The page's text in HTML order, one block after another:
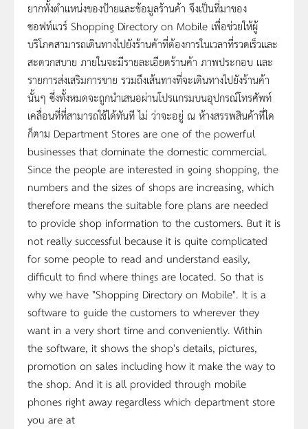
ยากทั้งตำแหน่งของป้ายและข้อมูลร้านค้า จึงเป็นที่มาของ
ซอฟท์แวร์ Shopping Directory on Mobile เพื่อช่วยให้ผู้
บริโภคสามารถเดินทางไปยังร้านค้าที่ต้องการในเวลาที่รวดเร็วและ
สะดวกสบาย ภายในจะมีรายละเอียดร้านค้า ภาพประกอบ และ
รายการส่งเสริมการขาย รวมถึงเส้นทางที่จะเดินทางไปยังร้านค้า
นั้นๆ ซึ่งทั้งหมดจะถูกนำเสนอผ่านโปรแกรมบนอุปกรณ์โทรศัพท์
เคลื่อนที่ที่สามารถใช้ได้ทันที ไม่ ว่าจะอยู่ ณ ห้างสรรพสินค้าที่ใด
ก็ตาม Department Stores are one of the powerful
businesses that dominate the domestic commercial.
Since the people are interested in going shopping, the
numbers and the sizes of shops are increasing, which
therefore means the suitable fore plans are needed
to provide shop information to the customers. But it is
not really successful because it is quite complicated
for some people to read and understand easily,
difficult to find where things are located. So that is
why we have "Shopping Directory on Mobile". It is a
software to guide the customers to wherever they
want in a very short time and conveniently. Within
the software, it shows the shop's details, pictures,
promotion on sales including how it make the way to
the shop. And it is all provided through mobile
phones right away regardless which department store
you are at